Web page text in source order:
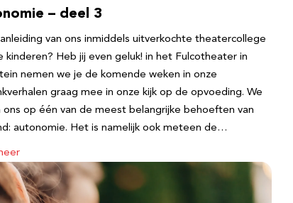
– deel 3
van ons inmiddels uitverkochte theatercollege
kinderen? Heb jij even geluk! in het Fulcotheater in
nemen we je de komende weken in onze
graag mee in onze kijk op de opvoeding. We
ons op één van de meest belangrijke behoeften van
autonomie. Het is namelijk ook meteen de…